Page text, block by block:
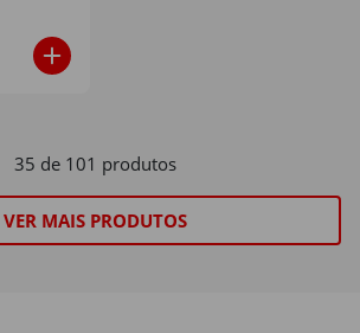
35 de 101 produtos
VER MAIS PRODUTOS